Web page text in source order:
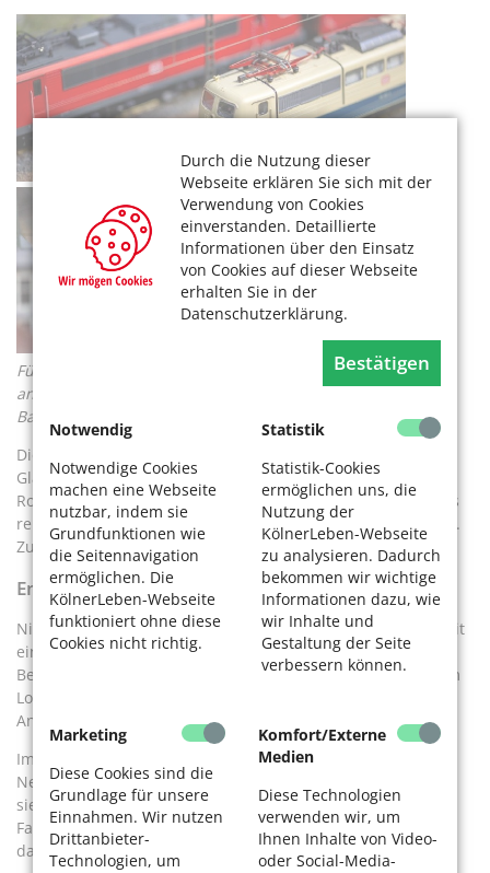
Durch die Nutzung dieser
Webseite erklären Sie sich mit der
Verwendung von Cookies
einverstanden. Detaillierte
Informationen über den Einsatz
von Cookies auf dieser Webseite
erhalten Sie in der
Datenschutzerklärung.
Bestätigen
Notwendig
Notwendige Cookies
machen eine Webseite
nutzbar, indem sie
Grundfunktionen wie
die Seitennavigation
ermöglichen. Die
KölnerLeben-Webseite
funktioniert ohne diese
Cookies nicht richtig.
Statistik
Statistik-Cookies
ermöglichen uns, die
Nutzung der
KölnerLeben-Webseite
zu analysieren. Dadurch
bekommen wir wichtige
Informationen dazu, wie
wir Inhalte und
Gestaltung der Seite
verbessern können.
Marketing
Diese Cookies sind die
Grundlage für unsere
Einnahmen. Wir nutzen
Drittanbieter-
Technologien, um
Komfort/Externe
Medien
Diese Technologien
verwenden wir, um
Ihnen Inhalte von Video-
oder Social-Media-
Für den einen ist ein Lok-Modell eine Wertanlage – für den
anderen ist sie eine Einladung zum Spielen. Foto: Thomas
Banneyer
Die Mini-Züge verschiedener Baureihen werden in
Glasschränken ausgestellt und nur hin und wieder zum
Rollen gebracht. Manch einer betrachtet die Modelle gar als
reine Wertanlage und verwahrt sie geschützt in Kartons auf.
Zum „Spielen“ werden sie jedenfalls nicht ausgepackt.
Entspannen und in Gedanken reisen
Nicht alle Eisenbahnbegeisterten haben ein Vereinsheim mit
einer großen Anlage. Die Sürther Modellbahnfreunde zum
Beispiel treffen sich donnerstags zum Fachsimpeln in einem
Lokal und beschäftigen sich ansonsten zu Hause mit ihren
Anlagen, mindestens einmal pro Woche.
Im Winter verschwinden einige fast täglich im Keller oder
Nebenraum. Für die Ehefrauen sei das in Ordnung, meinen
sie. Die Männer schwärmen, dass das Bauen und
Fahrenlassen fast eine meditative Beschäftigung sei, die
dabei gleichzeitig viel Konzentration verlange.